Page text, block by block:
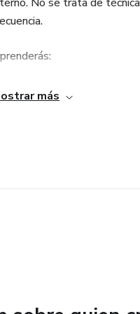
qué las mismas
más